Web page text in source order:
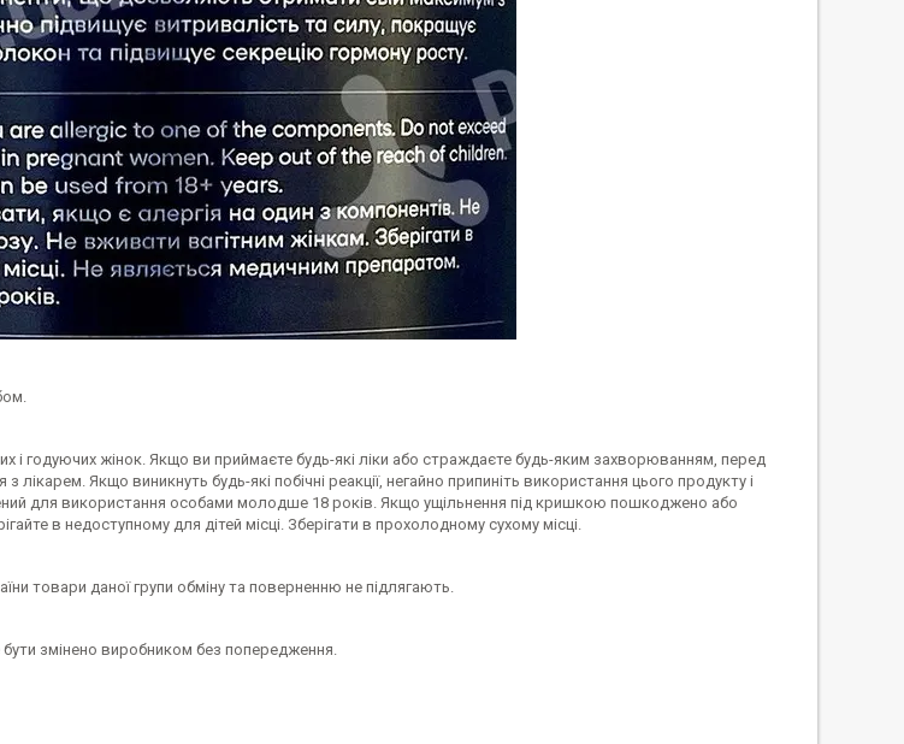
і годуючих жінок. Якщо ви приймаєте будь-які ліки або страждаєте будь-яким захворюванням, перед
лікарем. Якщо виникнуть будь-які побічні реакції, негайно припиніть використання цього продукту і
для використання особами молодше 18 років. Якщо ущільнення під кришкою пошкоджено або
в недоступному для дітей місці. Зберігати в прохолодному сухому місці.
товари даної групи обміну та поверненню не підлягають.
змінено виробником без попередження.